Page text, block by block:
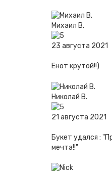
Михаил В.
23 августа 2021
Енот крутой!!)
Николай В.
21 августа 2021
Букет удался :
мечта!!"